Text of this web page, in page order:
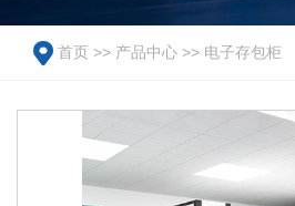
首页 >> 产品中心 >> 电子存包柜